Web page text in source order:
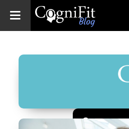
Blog: Brain
Wellness